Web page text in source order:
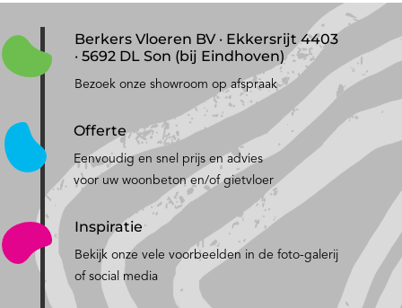
Berkers Vloeren BV · Ekkersrijt 4403
· 5692 DL Son (bij Eindhoven)
Bezoek onze showroom op afspraak
Offerte
Eenvoudig en snel prijs en advies
voor uw woonbeton en/of gietvloer
Inspiratie
Bekijk onze vele voorbeelden in de foto-galerij
of social media